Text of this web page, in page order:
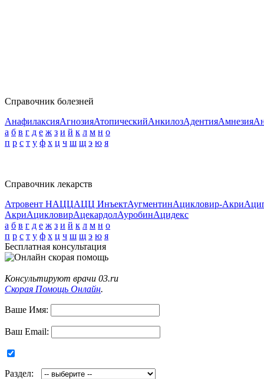
Справочник болезней
АнафилаксияАгнозияАтопическийАнкилозАдентияАмнезия
а б в г д е ж з и й к л м н о
п р с т у ф х ц ч ш щ э ю я
Справочник лекарств
Атровент НАЦЦАЦЦ ИнъектАугментинАцикловир-Акри
АкриАцикловирАцекардолАуробинАцидекс
а б в г д е ж з и й к л м н о
п р с т у ф х ц ч ш щ э ю я
Бесплатная консультация
Консультируют врачи 03.ru
Скорая Помощь Онлайн.
Ваше Имя:
Ваш Email:
Раздел: